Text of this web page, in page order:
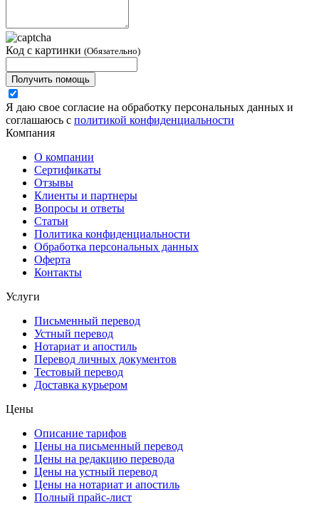
Код с картинки (Обязательно)
Получить помощь
Я даю свое согласие на обработку персональных данных и
соглашаюсь с политикой конфиденциальности
Компания
О компании
Сертификаты
Отзывы
Клиенты и партнеры
Вопросы и ответы
Статьи
Политика конфиденциальности
Обработка персональных данных
Оферта
Контакты
Услуги
Письменный перевод
Устный перевод
Нотариат и апостиль
Перевод личных документов
Тестовый перевод
Доставка курьером
Цены
Описание тарифов
Цены на письменный перевод
Цены на редакцию перевода
Цены на устный перевод
Цены на нотариат и апостиль
Полный прайс-лист